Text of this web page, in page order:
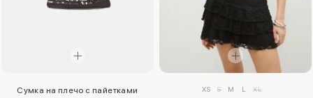
Сумка на плечо с пайетками
XS S M L XL